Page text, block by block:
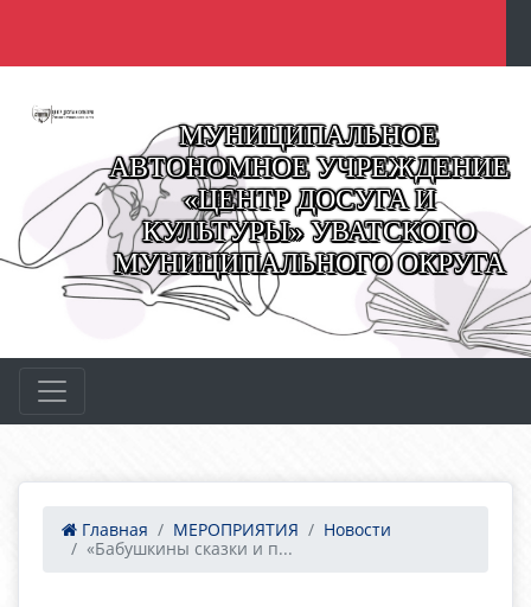
МУНИЦИПАЛЬНОЕ
АВТОНОМНОЕ УЧРЕЖДЕНИЕ
«ЦЕНТР ДОСУГА И
КУЛЬТУРЫ» УВАТСКОГО
МУНИЦИПАЛЬНОГО ОКРУГА
Главная МЕРОПРИЯТИЯ
Новости
«Бабушкины сказки и п...